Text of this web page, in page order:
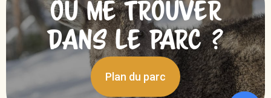
OÙ ME TROUVER
DANS LE PARC ?
Plan du parc